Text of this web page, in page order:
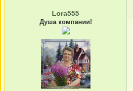
Lora555
Душа компании!